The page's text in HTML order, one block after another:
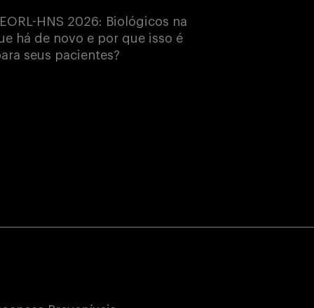
HNS 2026: Biológicos na
há de novo e por que isso é
seus pacientes?